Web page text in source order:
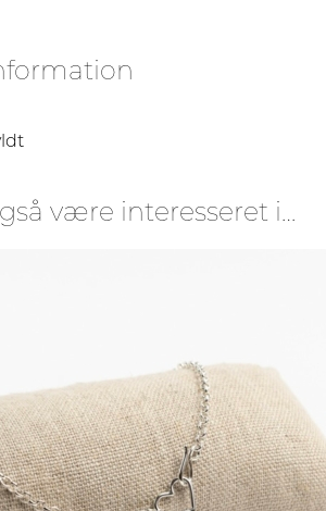
være interesseret i…